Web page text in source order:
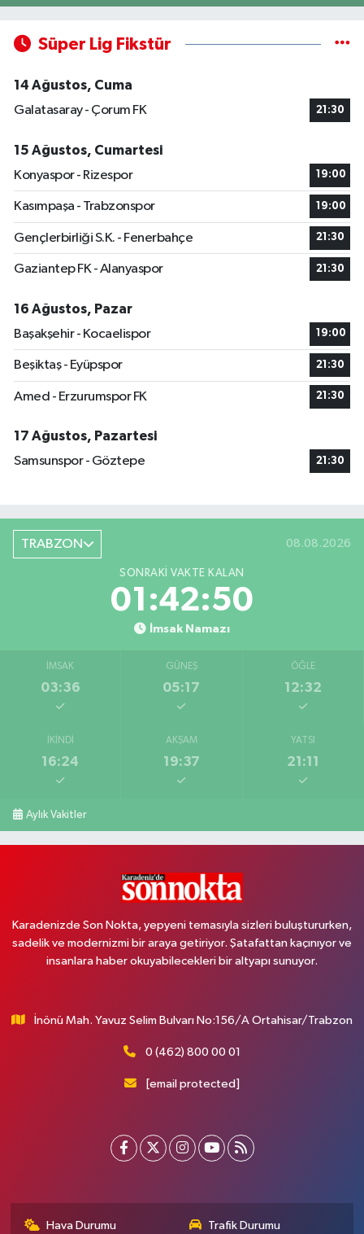
Süper Lig Fikstür
14 Ağustos, Cuma
Galatasaray - Çorum FK
21:30
15 Ağustos, Cumartesi
Konyaspor - Rizespor
19:00
Kasımpaşa - Trabzonspor 19:00
Gençlerbirliği S.K. - Fenerbahçe 21:30
Gaziantep FK - Alanyaspor 21:30
16 Ağustos, Pazar
Başakşehir - Kocaelispor
19:00
Beşiktaş - Eyüpspor 21:30
Amed - Erzurumspor FK 21:30
17 Ağustos, Pazartesi
Samsunspor - Göztepe
21:30
TRABZON 08.08.2026
SONRAKI VAKTE KALAN
01:42:49
İmsak Namazı
İMSAK
03:36
GÜNEŞ
05:17
ÖĞLE
12:32
İKINDI
16:24
AKŞAM
19:37
YATSI
21:11
Aylık Vakitler
Karadenizde Son Nokta, yepyeni temasıyla sizleri buluştururken,
sadelik ve modernizmi bir araya getiriyor. Şatafattan kaçınıyor ve
insanlara haber okuyabilecekleri bir altyapı sunuyor.
İnönü Mah. Yavuz Selim Bulvarı No:156/A Ortahisar/Trabzon
0 (462) 800 00 01
[email protected]
Hava Durumu Trafik Durumu